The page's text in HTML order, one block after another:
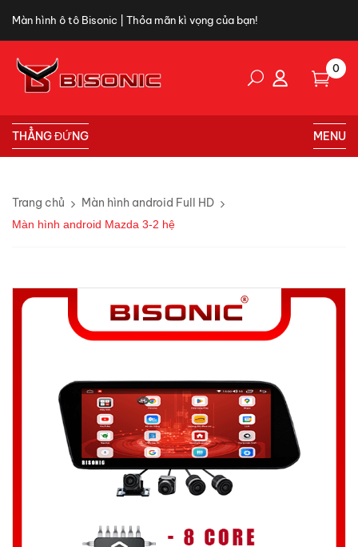
Màn hình ô tô Bisonic | Thỏa mãn kì vọng của bạn!
0
THẲNG ĐỨNG MENU
Trang chủ Màn hình android Full HD
Màn hình android Mazda 3-2 hệ